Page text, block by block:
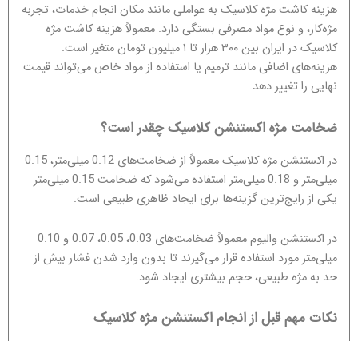
هزینه کاشت مژه کلاسیک به عواملی مانند مکان انجام خدمات، تجربه
مژه‌کار، و نوع مواد مصرفی بستگی دارد. معمولاً هزینه کاشت مژه
کلاسیک در ایران بین ۳۰۰ هزار تا ۱ میلیون تومان متغیر است.
هزینه‌های اضافی مانند ترمیم یا استفاده از مواد خاص می‌تواند قیمت
نهایی را تغییر دهد.
ضخامت مژه اکستنشن کلاسیک چقدر است؟
در اکستنشن مژه کلاسیک معمولاً از ضخامت‌های 0.12 میلی‌متر، 0.15
میلی‌متر و 0.18 میلی‌متر استفاده می‌شود که ضخامت 0.15 میلی‌متر
یکی از رایج‌ترین گزینه‌ها برای ایجاد ظاهری طبیعی است.
در اکستنشن والیوم معمولاً ضخامت‌های 0.03، 0.05، 0.07 و 0.10
میلی‌متر مورد استفاده قرار می‌گیرند تا بدون وارد شدن فشار بیش از
حد به مژه طبیعی، حجم بیشتری ایجاد شود.
نکات مهم قبل از انجام اکستنشن مژه کلاسیک